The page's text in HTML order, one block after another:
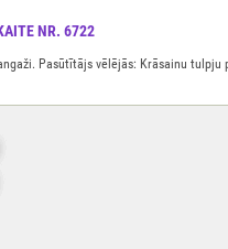
NR. 6722
Pasūtītājs vēlējās: Krāsainu